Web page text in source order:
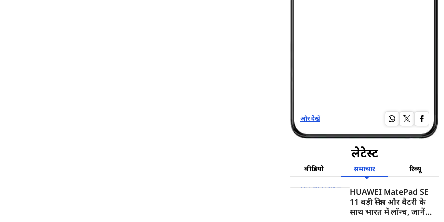
और देखें
लेटेस्ट
वीडियो समाचार रिव्यू
HUAWEI MatePad SE
11 बड़ी स्क्रीन और बैटरी के
साथ भारत में लॉन्च, जानें